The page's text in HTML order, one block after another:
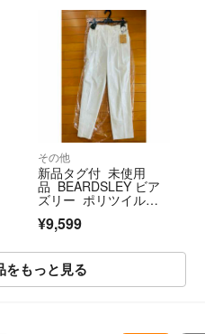
その他
新品タグ付 未使用
品 BEARDSLEY ビア
ズリー ポリツイルト
¥9,599
をもっと見る